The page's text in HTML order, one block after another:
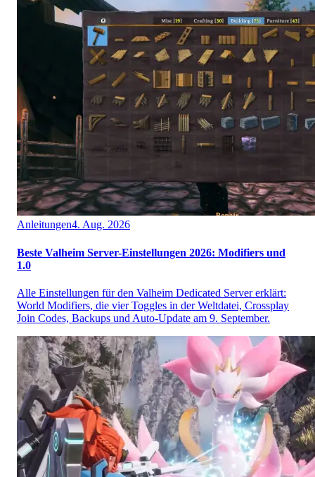
Anleitungen4. Aug. 2026
Beste Valheim Server-Einstellungen 2026: Modifiers und
1.0
Alle Einstellungen für den Valheim Dedicated Server erklärt:
World Modifiers, die vier Toggles in der Weltdatei, Crossplay
Join Codes, Backups und Auto-Update am 9. September.